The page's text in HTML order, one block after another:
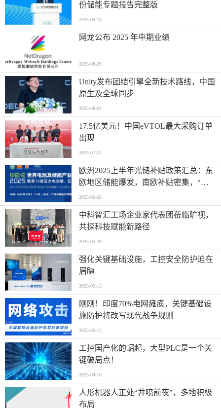
份储能专题报告完整版
2025-09-18
网龙公布 2025 年中期业绩
2025-08-29
Unity发布团结引擎全新技术路线，中国
原生及全球同步
2025-08-04
17.5亿美元！中国eVTOL最大采购订单
出现
2025-07-24
欧洲2025上半年光储补贴政策汇总：东
欧地区储能爆发，南欧补贴密集，“削
光补储”模式迅速扩张
2025-06-26
中科智汇工场企业家代表团莅临旷视，
共探科技赋能新路径
2025-05-29
强化关键基础设施，工控安全防护迫在
眉睫
2025-05-13
刚刚！印度70%电网瘫痪，关键基础设
施防护将改写现代战争规则
2025-05-12
工控国产化的崛起，大型PLC是一个关
键破局点！
2025-04-10
人形机器人正处“井喷前夜”，多地积极
布局